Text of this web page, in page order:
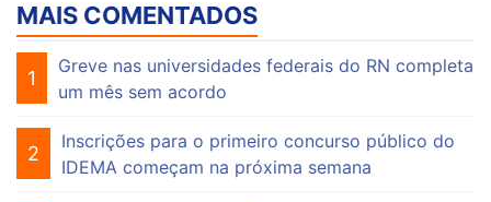
MAIS COMENTADOS
1
Greve nas universidades federais do RN completa
um mês sem acordo
2
Inscrições para o primeiro concurso público do
IDEMA começam na próxima semana